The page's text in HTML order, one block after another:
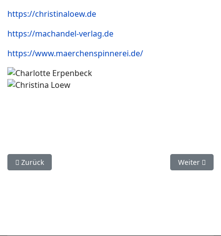
https://christinaloew.de
https://machandel-verlag.de
https://www.maerchenspinnerei.de/
Vorheriger Beitrag: Phantastische Miniaturen
Zurück Nächster
Weiter